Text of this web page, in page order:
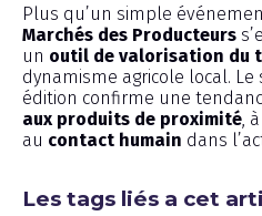
Plus qu’un simple
Marchés des Producteurs
un outil de valorisation du
dynamisme agricole local.
édition confirme une
aux produits de proximité ,
au contact humain dans
Les tags liés a cet